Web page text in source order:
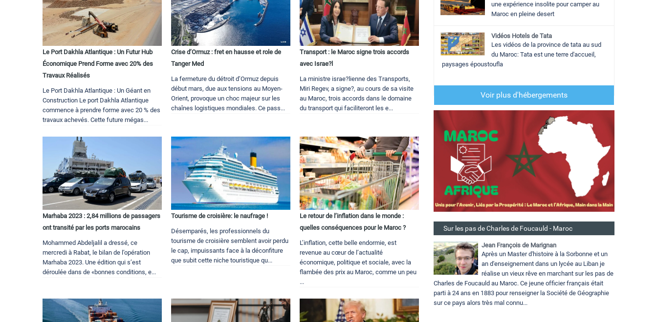
Le Port Dakhla Atlantique : Un Futur Hub
Économique Prend Forme avec 20% des
Travaux Réalisés
Le Port Dakhla Atlantique : Un Géant en
Construction Le port Dakhla Atlantique
commence à prendre forme avec 20 % des
travaux achevés. Cette future mégas...
Crise d’Ormuz : fret en hausse et role de
Tanger Med
La fermeture du détroit d’Ormuz depuis
début mars, due aux tensions au Moyen-
Orient, provoque un choc majeur sur les
chaînes logistiques mondiales. Ce pass...
Transport : le Maroc signe trois accords
avec Israe?l
La ministre israe?lienne des Transports,
Miri Regev, a signe?, au cours de sa visite
au Maroc, trois accords dans le domaine
du transport qui faciliteront les e...
Marhaba 2023 : 2,84 millions de passagers
ont transité par les ports marocains
Mohammed Abdeljalil a dressé, ce
mercredi à Rabat, le bilan de l’opération
Marhaba 2023. Une édition qui s’est
déroulée dans de «bonnes conditions, e...
Tourisme de croisière: le naufrage !
Désemparés, les professionnels du
tourisme de croisière semblent avoir perdu
le cap, impuissants face à la déconfiture
que subit cette niche touristique qu...
Le retour de l’inflation dans le monde :
quelles conséquences pour le Maroc ?
L’inflation, cette belle endormie, est
revenue au cœur de l’actualité
économique, politique et sociale, avec la
flambée des prix au Maroc, comme un peu
...
une expérience insolite pour camper au
Maroc en pleine desert
Vidéos Hotels de Tata
Les vidéos de la province de tata au sud
du Maroc: Tata est une terre d'accueil,
paysages époustoufla
Voir plus d'hébergements
Sur les pas de Charles de Foucauld - Maroc
Jean François de Marignan
Après un Master d'histoire à la Sorbonne et un
an d'enseignement dans un lycée au Liban je
réalise un vieux rêve en marchant sur les pas de
Charles de Foucauld au Maroc. Ce jeune officier français était
parti à 24 ans en 1883 pour renseigner la Société de Géographie
sur ce pays alors très mal connu...